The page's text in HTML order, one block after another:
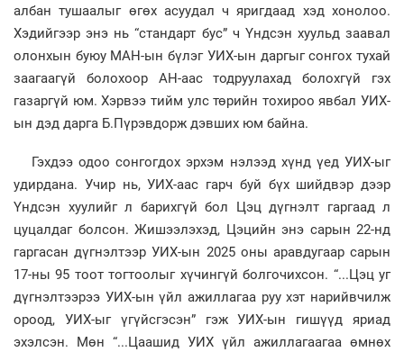
албан тушаалыг өгөх асуудал ч яригдаад хэд хонолоо.
Хэдийгээр энэ нь “стандарт бус” ч Үндсэн хуульд заавал
олонхын буюу МАН-ын бүлэг УИХ-ын даргыг сонгох тухай
заагаагүй болохоор АН-аас тодруулахад болохгүй гэх
газаргүй юм. Хэрвээ тийм улс төрийн тохироо явбал УИХ-
ын дэд дарга Б.Пүрэвдорж дэвших юм байна.
Гэхдээ одоо сонгогдох эрхэм нэлээд хүнд үед УИХ-ыг
удирдана. Учир нь, УИХ-аас гарч буй бүх шийдвэр дээр
Үндсэн хуулийг л барихгүй бол Цэц дүгнэлт гаргаад л
цуцалдаг болсон. Жишээлэхэд, Цэцийн энэ сарын 22-нд
гаргасан дүгнэлтээр УИХ-ын 2025 оны аравдугаар сарын
17-ны 95 тоот тогтоолыг хүчингүй болгочихсон. “...Цэц уг
дүгнэлтээрээ УИХ-ын үйл ажиллагаа руу хэт нарийвчилж
ороод, УИХ-ыг үгүйсгэсэн” гэж УИХ-ын гишүүд яриад
эхэлсэн. Мөн “...Цаашид УИХ үйл ажиллагаагаа өмнөх